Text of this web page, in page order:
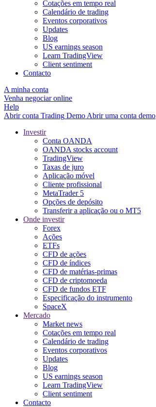
Cotações em tempo real
Calendário de trading
Eventos corporativos
Updates
Blog
US earnings season
Learn TradingView
Client sentiment
Contacto
A minha conta
Venha negociar online
Help
Abrir conta Trading Demo Abrir uma conta demo
Investir
Conta OANDA
OANDA stocks account
TradingView
Taxas de juro
Aplicação móvel
Cliente profissional
MetaTrader 5
Opções de depósito
Transferir a aplicação ou o MT5
Onde investir
Forex
Ações
ETFs
CFD de ações
CFD de índices
CFD de matérias-primas
CFD de criptomoeda
CFD de fundos ETF
Especificação do instrumento
SpaceX
Mercado
Market news
Cotações em tempo real
Calendário de trading
Eventos corporativos
Updates
Blog
US earnings season
Learn TradingView
Client sentiment
Contacto